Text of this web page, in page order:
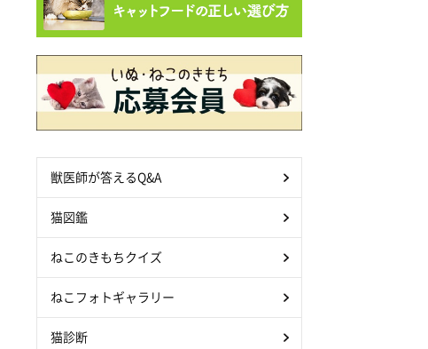
獣医師が答えるQ&A
猫図鑑
ねこのきもちクイズ
ねこフォトギャラリー
猫診断